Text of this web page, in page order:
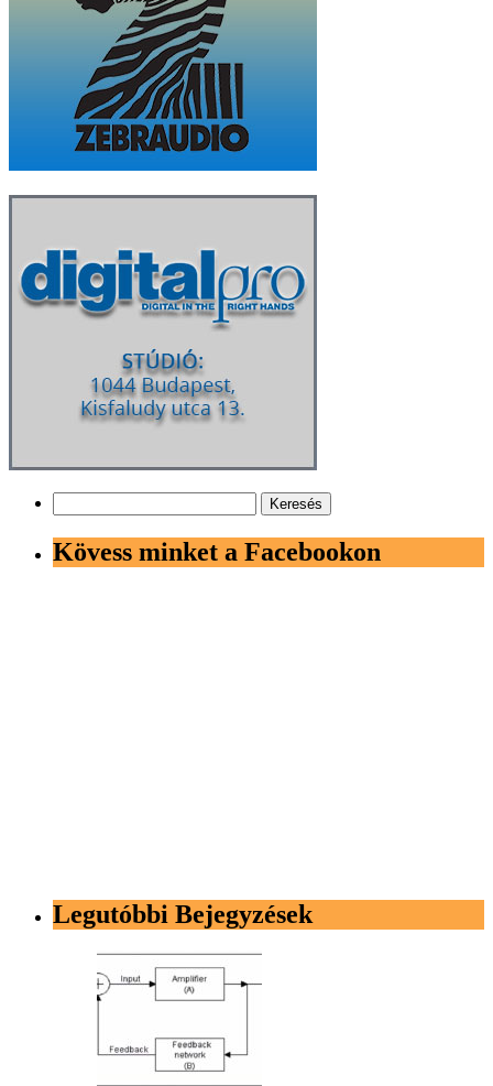
Kövess minket a Facebookon
Legutóbbi Bejegyzések